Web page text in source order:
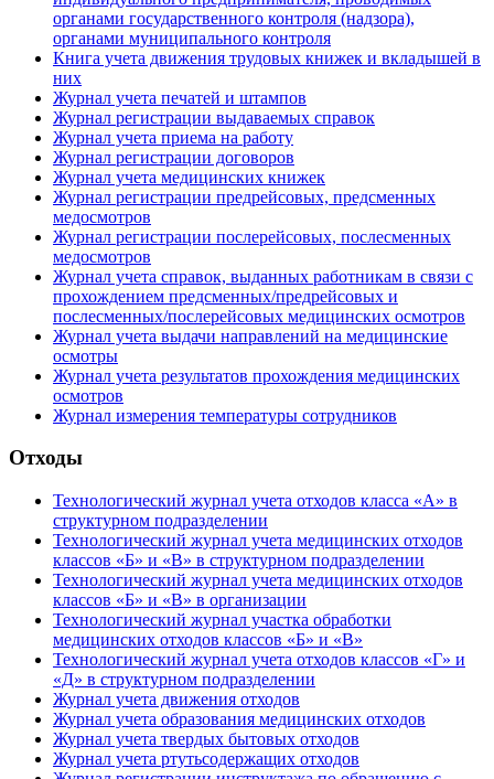
органами государственного контроля (надзора),
органами муниципального контроля
Книга учета движения трудовых книжек и вкладышей в
них
Журнал учета печатей и штампов
Журнал регистрации выдаваемых справок
Журнал учета приема на работу
Журнал регистрации договоров
Журнал учета медицинских книжек
Журнал регистрации предрейсовых, предсменных
медосмотров
Журнал регистрации послерейсовых, послесменных
медосмотров
Журнал учета справок, выданных работникам в связи с
прохождением предсменных/предрейсовых и
послесменных/послерейсовых медицинских осмотров
Журнал учета выдачи направлений на медицинские
осмотры
Журнал учета результатов прохождения медицинских
осмотров
Журнал измерения температуры сотрудников
Отходы
Технологический журнал учета отходов класса «А» в
структурном подразделении
Технологический журнал учета медицинских отходов
классов «Б» и «В» в структурном подразделении
Технологический журнал учета медицинских отходов
классов «Б» и «В» в организации
Технологический журнал участка обработки
медицинских отходов классов «Б» и «В»
Технологический журнал учета отходов классов «Г» и
«Д» в структурном подразделении
Журнал учета движения отходов
Журнал учета образования медицинских отходов
Журнал учета твердых бытовых отходов
Журнал учета ртутьсодержащих отходов